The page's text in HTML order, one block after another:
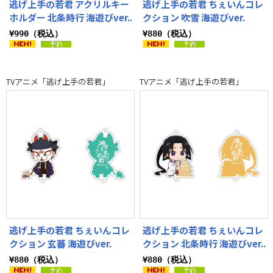
逃げ上手の若君 アクリルキー
ホルダー 北条時行 海遊びver..
¥990（税込）
逃げ上手の若君 ちぇいんコレ
クション 吹雪 海遊びver.
¥880（税込）
TVアニメ「逃げ上手の若君」
逃げ上手の若君 ちぇいんコレ
クション 玄蕃 海遊びver.
¥880（税込）
TVアニメ「逃げ上手の若君」
逃げ上手の若君 ちぇいんコレ
クション 北条時行 海遊びver..
¥880（税込）